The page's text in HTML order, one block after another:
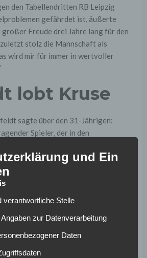
den Tabellendritten RB Leipzig
gefährdet ist, äußerte
großer Freude drei Jahre lang für den
stolz die Mannschaft als
wird mir für immer in wertvoller
lobt Kruse
sagte über den 31-Jährigen:
Spieler, der in den
hat, wie wertvoll er für eine
Auch mein Verhältnis zu ihm war von
das vielleicht über ein normales
vom VfL Wolfsburg nach Bremen
auf und erzielte 32 Tore. Hinzu
DFB-Pokal, in denen er drei Tore
und Ein
verantwortliche Stelle
zur Datenverarbeitung
Daten